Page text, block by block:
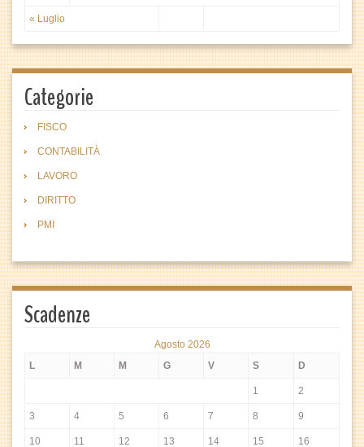
« Luglio
Categorie
FISCO
CONTABILITÀ
LAVORO
DIRITTO
PMI
Scadenze
Agosto 2026
L
M M G V S D
1 2
3 4 5 6 7 8 9
10 11 12 13 14 15 16